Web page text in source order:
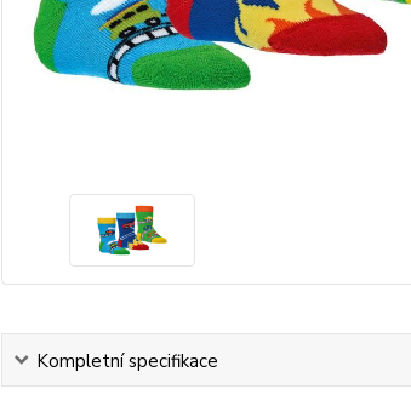
Kompletní specifikace